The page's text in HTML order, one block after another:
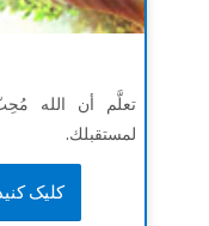
تعلَّم أن الله
لمستقبلك.
کلیک